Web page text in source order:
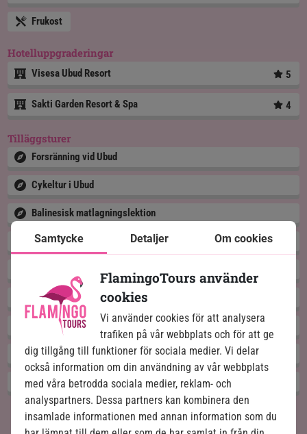
Frukost
Hotelluppgraderingar
Visesa Ubud Resort 5
Sakti Garden Resort & Spa 4
Tilläggsturer
Forsränning vid Ubud
Cykeltur i Ubud
Balinesisk matlagningslektion
Vandring på Batur-vulkanen
Magiska östra Bali
Tanah Lot-templet
Besök i byar
Kintamani cykeltur i Ubud
Samtycke Detaljer Om cookies
FlamingoTours använder
cookies
Vi använder cookies för att analysera
trafiken på vår webbplats och för att ge
dig tillgång till funktioner för sociala medier. Vi delar
också information om din användning av vår webbplats
med våra betrodda sociala medier, reklam- och
analyspartners. Dessa partners kan kombinera den
insamlade informationen med annan information som du